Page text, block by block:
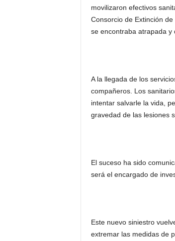
movilizaron efectivos
Consorcio de Extinción
se encontraba atrapada y
A la llegada de los
compañeros. Los
intentar salvarle la vida,
gravedad de las lesiones
El suceso ha sido
será el encargado de
Este nuevo siniestro
extremar las medidas de